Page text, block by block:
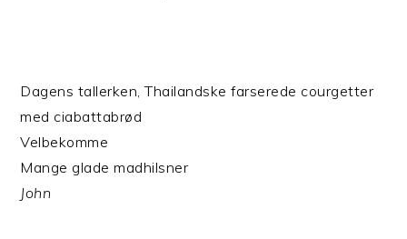
Dagens tallerken, Thailandske farserede courgetter
med ciabattabrød
Velbekomme
Mange glade madhilsner
John